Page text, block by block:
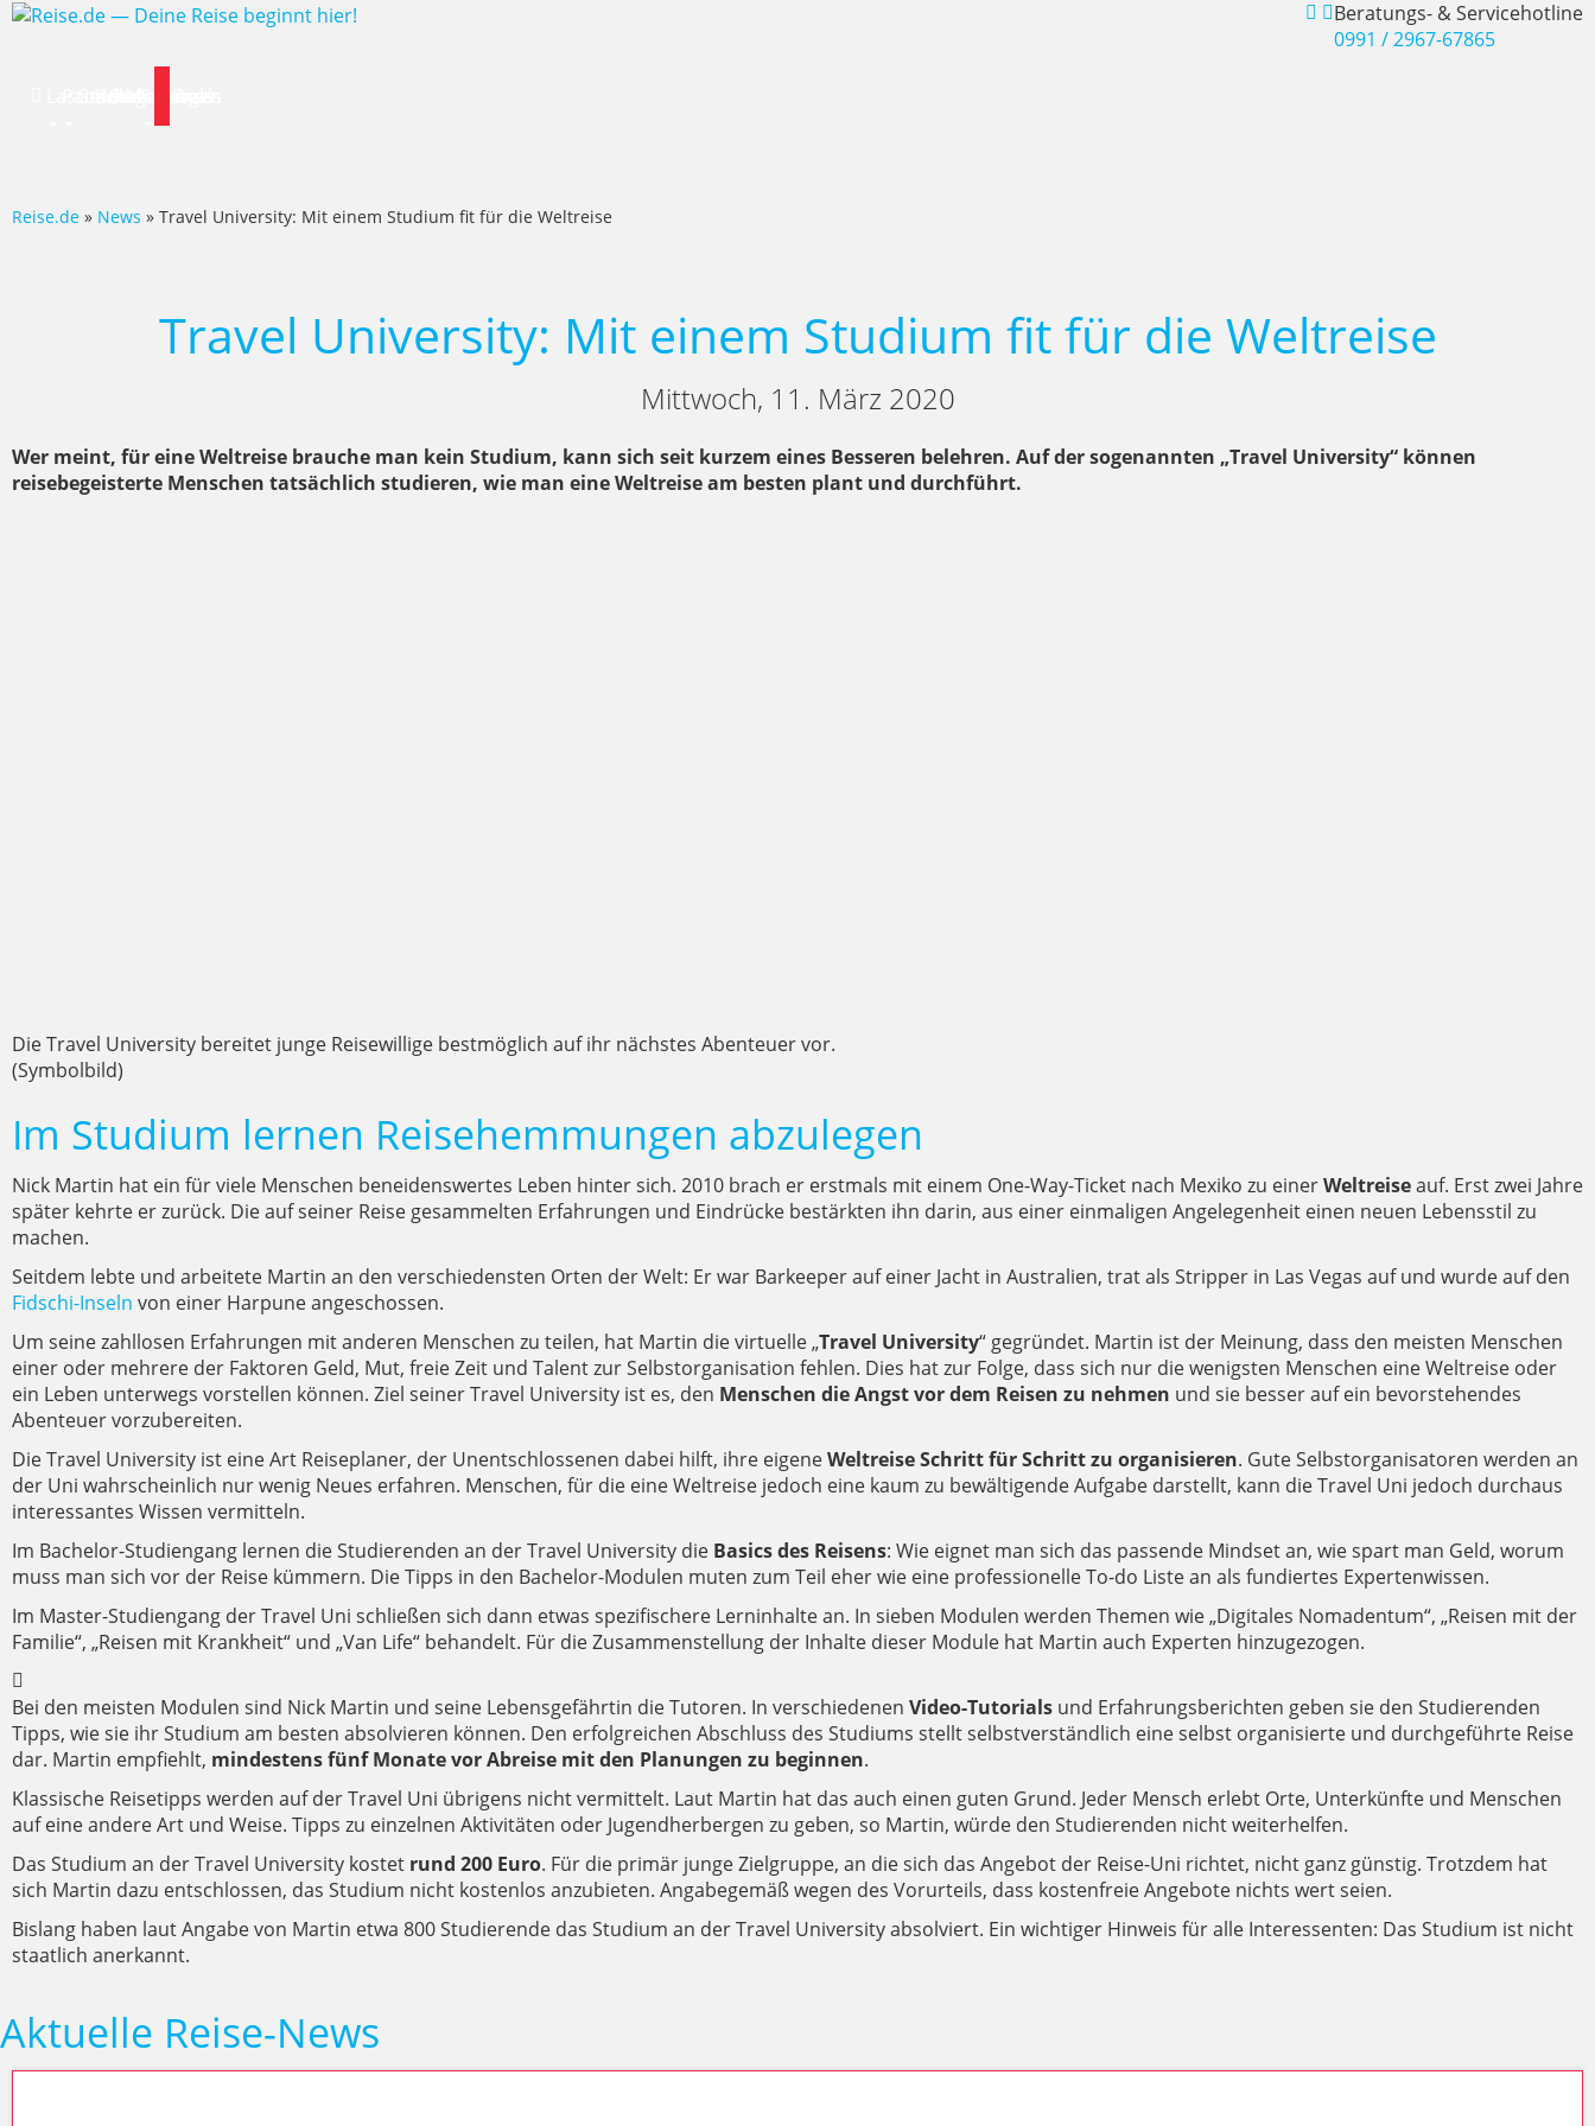
Beratungs- & Servicehotline
0991 / 2967-67865
Reise.de » News » Travel University: Mit einem Studium fit für die Weltreise
Travel University: Mit einem Studium fit für die Weltreise
Mittwoch, 11. März 2020
Wer meint, für eine Weltreise brauche man kein Studium, kann sich seit kurzem eines Besseren belehren. Auf der sogenannten „Travel University“ können
reisebegeisterte Menschen tatsächlich studieren, wie man eine Weltreise am besten plant und durchführt.
Die Travel University bereitet junge Reisewillige bestmöglich auf ihr nächstes Abenteuer vor.
(Symbolbild)
Im Studium lernen Reisehemmungen abzulegen
Nick Martin hat ein für viele Menschen beneidenswertes Leben hinter sich. 2010 brach er erstmals mit einem One-Way-Ticket nach Mexiko zu einerWeltreiseauf. Erst zwei Jahre
später kehrte er zurück. Die auf seiner Reise gesammelten Erfahrungen und Eindrücke bestärkten ihn darin, aus einer einmaligen Angelegenheit einen neuen Lebensstil zu
machen.
Seitdem lebte und arbeitete Martin an den verschiedensten Orten der Welt: Er war Barkeeper auf einer Jacht in Australien, trat als Stripper in Las Vegas auf und wurde auf den
Fidschi-Inseln von einer Harpune angeschossen.
Um seine zahllosen Erfahrungen mit anderen Menschen zu teilen, hat Martin die virtuelle „Travel University“ gegründet. Martin ist der Meinung, dass den meisten Menschen
einer oder mehrere der Faktoren Geld, Mut, freie Zeit und Talent zur Selbstorganisation fehlen. Dies hat zur Folge, dass sich nur die wenigsten Menschen eine Weltreise oder
ein Leben unterwegs vorstellen können. Ziel seiner Travel University ist es, den Menschen die Angst vor dem Reisen zu nehmen und sie besser auf ein bevorstehendes
Abenteuer vorzubereiten.
Die Travel University ist eine Art Reiseplaner, der Unentschlossenen dabei hilft, ihre eigeneWeltreise Schritt für Schritt zu organisieren. Gute Selbstorganisatoren werden an
der Uni wahrscheinlich nur wenig Neues erfahren. Menschen, für die eine Weltreise jedoch eine kaum zu bewältigende Aufgabe darstellt, kann die Travel Uni jedoch durchaus
interessantes Wissen vermitteln.
Im Bachelor-Studiengang lernen die Studierenden an der Travel University die Basics des Reisens: Wie eignet man sich das passende Mindset an, wie spart man Geld, worum
muss man sich vor der Reise kümmern. Die Tipps in den Bachelor-Modulen muten zum Teil eher wie eine professionelle To-do Liste an als fundiertes Expertenwissen.
Im Master-Studiengang der Travel Uni schließen sich dann etwas spezifischere Lerninhalte an. In sieben Modulen werden Themen wie „Digitales Nomadentum“, „Reisen mit der
Familie“, „Reisen mit Krankheit“ und „Van Life“ behandelt. Für die Zusammenstellung der Inhalte dieser Module hat Martin auch Experten hinzugezogen.
Bei den meisten Modulen sind Nick Martin und seine Lebensgefährtin die Tutoren. In verschiedenen Video-Tutorials und Erfahrungsberichten geben sie den Studierenden
Tipps, wie sie ihr Studium am besten absolvieren können. Den erfolgreichen Abschluss des Studiums stellt selbstverständlich eine selbst organisierte und durchgeführte Reise
dar. Martin empfiehlt, mindestens fünf Monate vor Abreise mit den Planungen zu beginnen.
Klassische Reisetipps werden auf der Travel Uni übrigens nicht vermittelt. Laut Martin hat das auch einen guten Grund. Jeder Mensch erlebt Orte, Unterkünfte und Menschen
auf eine andere Art und Weise. Tipps zu einzelnen Aktivitäten oder Jugendherbergen zu geben, so Martin, würde den Studierenden nicht weiterhelfen.
Das Studium an der Travel University kostet rund 200 Euro. Für die primär junge Zielgruppe, an die sich das Angebot der Reise-Uni richtet, nicht ganz günstig. Trotzdem hat
sich Martin dazu entschlossen, das Studium nicht kostenlos anzubieten. Angabegemäß wegen des Vorurteils, dass kostenfreie Angebote nichts wert seien.
Bislang haben laut Angabe von Martin etwa 800 Studierende das Studium an der Travel University absolviert. Ein wichtiger Hinweis für alle Interessenten: Das Studium ist nicht
staatlich anerkannt.
Aktuelle Reise-News